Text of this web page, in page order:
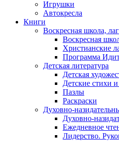
Игрушки
Автокресла
Книги
Воскресная школа,
Воскресная
Христианские
Программа
Детская литература
Детская
Детские стихи
Пазлы
Раскраски
Духовно-
Духовно-
Ежедневное
Лидерство.